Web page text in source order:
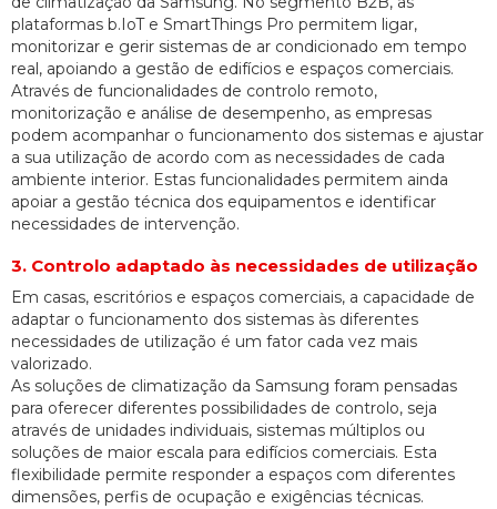
plataformas b.IoT e SmartThings Pro permitem ligar,
monitorizar e gerir sistemas de ar condicionado em tempo
real, apoiando a gestão de edifícios e espaços comerciais.
Através de funcionalidades de controlo remoto,
monitorização e análise de desempenho, as empresas
podem acompanhar o funcionamento dos sistemas e ajustar
a sua utilização de acordo com as necessidades de cada
ambiente interior. Estas funcionalidades permitem ainda
apoiar a gestão técnica dos equipamentos e identificar
necessidades de intervenção.
3. Controlo adaptado às necessidades de utilização
Em casas, escritórios e espaços comerciais, a capacidade de
adaptar o funcionamento dos sistemas às diferentes
necessidades de utilização é um fator cada vez mais
valorizado.
As soluções de climatização da Samsung foram pensadas
para oferecer diferentes possibilidades de controlo, seja
através de unidades individuais, sistemas múltiplos ou
soluções de maior escala para edifícios comerciais. Esta
flexibilidade permite responder a espaços com diferentes
dimensões, perfis de ocupação e exigências técnicas.